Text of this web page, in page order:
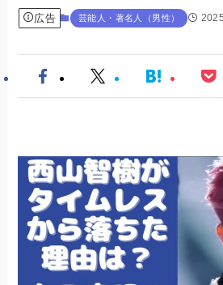
広告 芸能人・著名人（男性）